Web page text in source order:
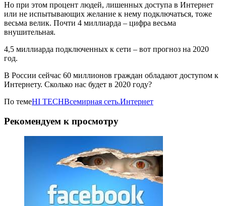
Но при этом процент людей, лишенных доступа в Интернет
или не испытывающих желание к нему подключаться, тоже
весьма велик. Почти 4 миллиарда – цифра весьма
внушительная.
4,5 миллиарда подключенных к сети – вот прогноз на 2020
год.
В России сейчас 60 миллионов граждан обладают доступом к
Интернету. Сколько нас будет в 2020 году?
По темеHI TECHВсемирная сеть.Интернет
Рекомендуем к просмотру